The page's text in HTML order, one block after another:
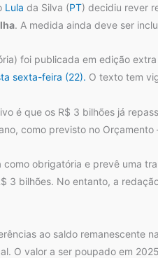
Lula da Silva (PT) decidiu rever
. A medida ainda deve ser
foi publicada em edição
sexta-feira (22). O texto tem
é que os R$ 3 bilhões já
como previsto no
como obrigatória e prevê uma
3 bilhões. No entanto, a
ao saldo remanescente
O valor a ser poupado em